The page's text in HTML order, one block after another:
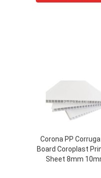
Corona PP
Board Coroplast
Sheet 8mm